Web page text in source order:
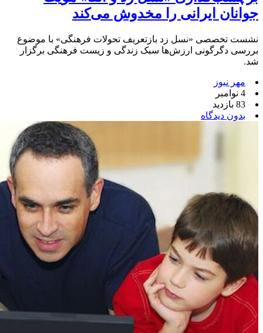
جوانان ایرانی را مخدوش می‌کند
نشست تخصصی «نسل زد بازتعریف تحولات فرهنگی» با موضوع
بررسی دگرگونی ارزش‌ها سبک زندگی و زیست فرهنگی برگزار
شد.
مهر نیوز
4 نوامبر
83 بازدید
بدون دیدگاه